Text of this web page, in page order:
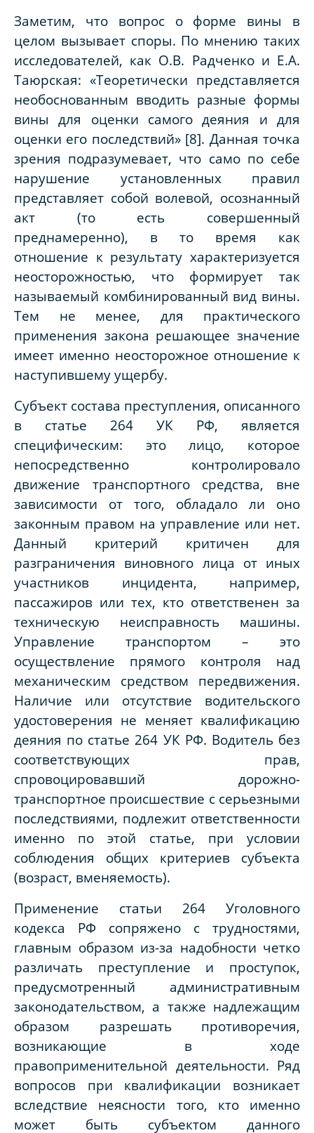
Заметим, что вопрос о форме вины в
целом вызывает споры. По мнению таких
исследователей, как О.В. Радченко и Е.А.
Таюрская: «Теоретически представляется
необоснованным вводить разные формы
вины для оценки самого деяния и для
оценки его последствий» [8]. Данная точка
зрения подразумевает, что само по себе
нарушение установленных правил
представляет собой волевой, осознанный
акт (то есть совершенный
преднамеренно), в то время как
отношение к результату характеризуется
неосторожностью, что формирует так
называемый комбинированный вид вины.
Тем не менее, для практического
применения закона решающее значение
имеет именно неосторожное отношение к
наступившему ущербу.
Субъект состава преступления, описанного
в статье 264 УК РФ, является
специфическим: это лицо, которое
непосредственно контролировало
движение транспортного средства, вне
зависимости от того, обладало ли оно
законным правом на управление или нет.
Данный критерий критичен для
разграничения виновного лица от иных
участников инцидента, например,
пассажиров или тех, кто ответственен за
техническую неисправность машины.
Управление транспортом – это
осуществление прямого контроля над
механическим средством передвижения.
Наличие или отсутствие водительского
удостоверения не меняет квалификацию
деяния по статье 264 УК РФ. Водитель без
соответствующих прав,
спровоцировавший дорожно-
транспортное происшествие с серьезными
последствиями, подлежит ответственности
именно по этой статье, при условии
соблюдения общих критериев субъекта
(возраст, вменяемость).
Применение статьи 264 Уголовного
кодекса РФ сопряжено с трудностями,
главным образом из-за надобности четко
различать преступление и проступок,
предусмотренный административным
законодательством, а также надлежащим
образом разрешать противоречия,
возникающие в ходе
правоприменительной деятельности. Ряд
вопросов при квалификации возникает
вследствие неясности того, кто именно
может быть субъектом данного